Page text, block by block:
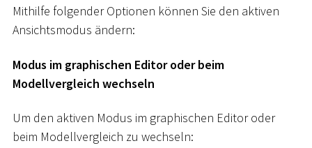
Mithilfe folgender Optionen können Sie den aktiven
Ansichtsmodus ändern:
Modus im graphischen Editor oder beim
Modellvergleich wechseln
Um den aktiven Modus im graphischen Editor oder
beim Modellvergleich zu wechseln: